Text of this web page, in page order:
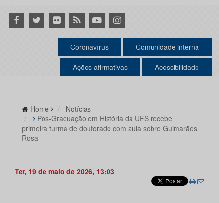
Facebook
Twitter Flickr RSS YoutubeInstagram
Coronavírus Comunidade interna
Ações afirmativas Acessibilidade
Home
Notícias
Pós-Graduação em História da UFS recebe
primeira turma de doutorado com aula sobre Guimarães
Rosa
Ter, 19 de maio de 2026, 13:03